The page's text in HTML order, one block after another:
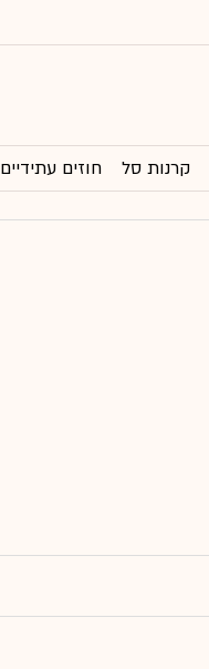
קרנות סל חוזים עתידיים